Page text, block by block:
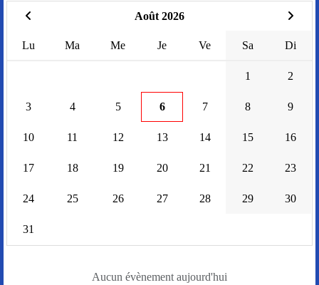
Août 2026
Lu Ma Me Je Ve Sa Di
1 2
3 4 5 6 7 8 9
10 11 12 13 14 15 16
17 18 19 20 21 22 23
24 25 26 27 28 29 30
31
Aucun évènement aujourd'hui